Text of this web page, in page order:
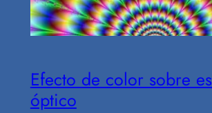
Efecto de color sobre
óptico